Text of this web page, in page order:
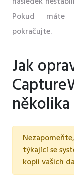
Pokud máte
pokračujte.
Jak
týkající se
kopii vašich